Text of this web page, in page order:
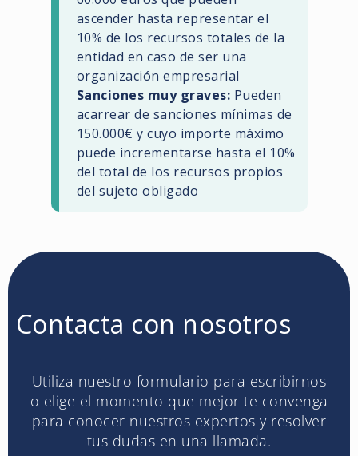
ascender hasta representar el
10% de los recursos totales de la
entidad en caso de ser una
organización empresarial
Sanciones muy graves: Pueden
acarrear de sanciones mínimas de
150.000€ y cuyo importe máximo
puede incrementarse hasta el 10%
del total de los recursos propios
del sujeto obligado
Contacta con nosotros
Utiliza nuestro formulario para escribirnos
o elige el momento que mejor te convenga
para conocer nuestros expertos y resolver
tus dudas en una llamada.